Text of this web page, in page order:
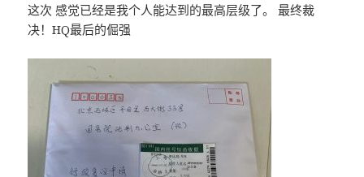
这次 感觉已经是我个人能达到的最高层级了。 最终裁
决！HQ最后的倔强